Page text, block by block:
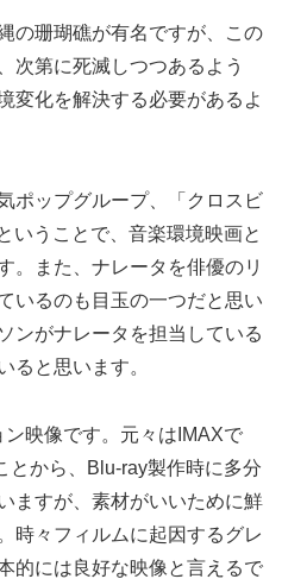
の珊瑚礁が有名ですが、この
次第に死滅しつつあるよう
変化を解決する必要があるよ
ポップグループ、「クロスビ
いうことで、音楽環境映画と
。また、ナレータを俳優のリ
いるのも目玉の一つだと思い
ンがナレータを担当している
ると思います。
映像です。元々はIMAXで
とから、Blu-ray製作時に多分
ますが、素材がいいために鮮
時々フィルムに起因するグレ
的には良好な映像と言えるで